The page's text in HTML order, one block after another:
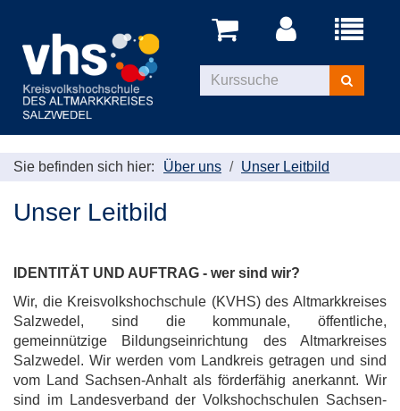
Menü
Kurse
suchen
Sie befinden sich hier: Über uns Unser Leitbild
Unser Leitbild
IDENTITÄT UND AUFTRAG - wer sind wir?
Wir, die Kreisvolkshochschule (KVHS) des Altmarkkreises
Salzwedel, sind die kommunale, öffentliche,
gemeinnützige Bildungseinrichtung des Altmarkreises
Salzwedel. Wir werden vom Landkreis getragen und sind
vom Land Sachsen-Anhalt als förderfähig anerkannt. Wir
sind im Landesverband der Volkshochschulen Sachsen-